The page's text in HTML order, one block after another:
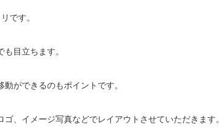
です。
目立ちます。
ができるのもポイントです。
、イメージ写真などでレイアウトさせていただきます。